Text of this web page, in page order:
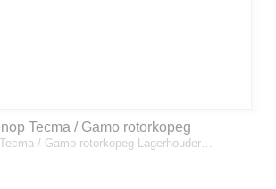
Tecma / Gamo rotorkopeg
/ Gamo rotorkopeg Lagerhouder…